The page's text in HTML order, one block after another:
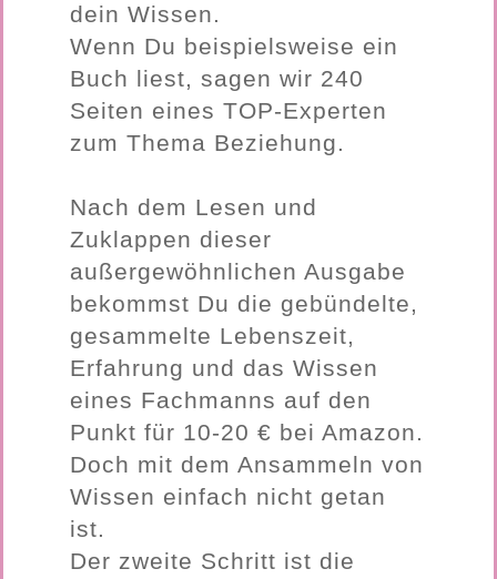
dein Wissen.
Wenn Du beispielsweise ein
Buch liest, sagen wir 240
Seiten eines TOP-Experten
zum Thema Beziehung.
Nach dem Lesen und
Zuklappen dieser
außergewöhnlichen Ausgabe
bekommst Du die gebündelte,
gesammelte Lebenszeit,
Erfahrung und das Wissen
eines Fachmanns auf den
Punkt für 10-20 € bei Amazon.
Doch mit dem Ansammeln von
Wissen einfach nicht getan
ist.
Der zweite Schritt ist die